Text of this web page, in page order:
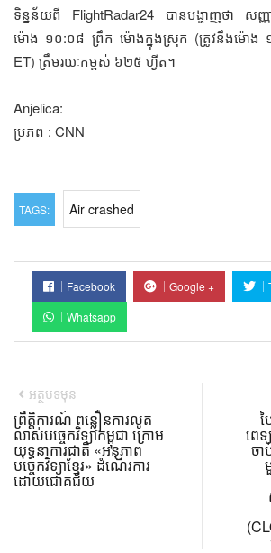
ទិន្នន័យពី FlightRadar24 បានបង្ហាញថា សញ្ញ
ម៉ោង ១០:០៨ ព្រឹក ម៉ោងក្នុងស្រុក (ត្រូវនឹងម៉ោង
ET) ត្រឹមរយៈកម្ពស់ ៦២៥ ហ្វីត។
Anjelica:
ប្រភព : CNN
TAGS: Air crashed
Facebook Google +
Whatsapp
អត្ថបទមុន
ព្រឹត្តិការណ៍ ពន្លឿនការលូត
លាស់បច្ចេកវិទ្យាកម្ពុជា ក្រោម
យុទ្ធនាការជាតិ «អនុភាព
បច្ចេកវិទ្យាខ្មែរ» ដំណើរការ
ដោយជោគជ័យ
ពេ
ចា